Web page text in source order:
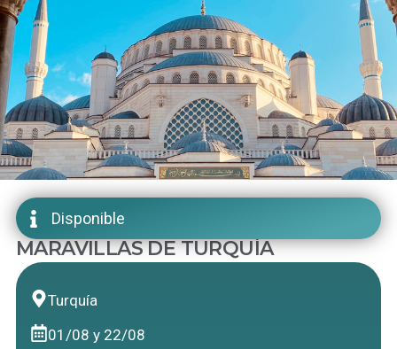
Disponible
MARAVILLAS DE TURQUÍA
Turquía
01/08 y 22/08